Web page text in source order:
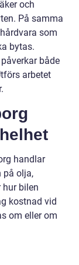
och
På samma
som
bytas.
både
arbetet
handlar
på olja,
hur bilen
kostnad vid
om eller om